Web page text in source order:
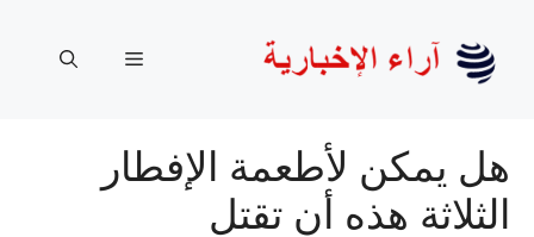
المحتوى
القائمة
هل يمكن لأطعمة الإفطار
الثلاثة هذه أن تقتل